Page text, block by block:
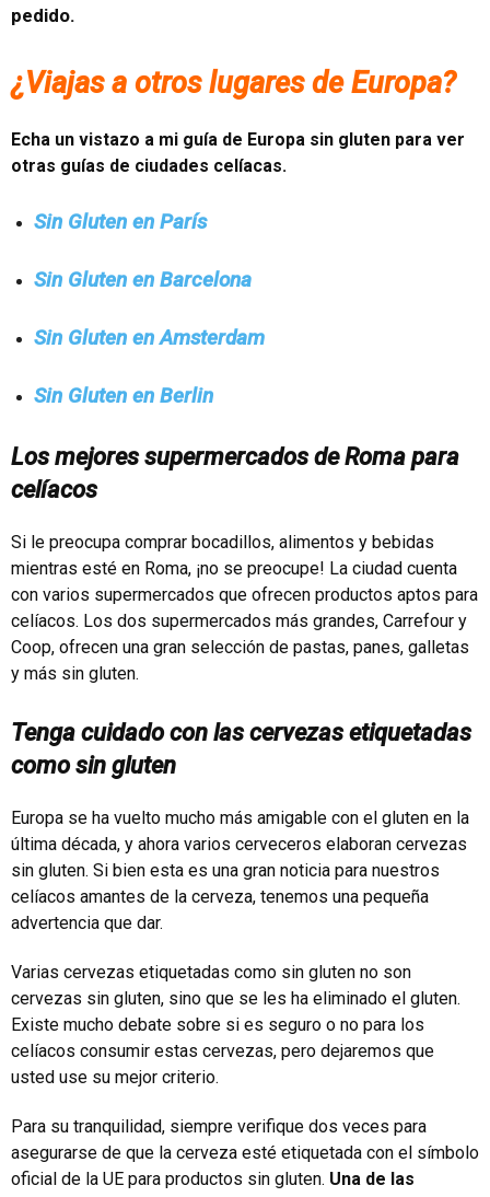
pedido.
¿Viajas a otros lugares de Europa?
Echa un vistazo a mi guía de Europa sin gluten para ver
otras guías de ciudades celíacas.
Sin Gluten en París
Sin Gluten en Barcelona
Sin Gluten en Amsterdam
Sin Gluten en Berlin
Los mejores supermercados de Roma para
celíacos
Si le preocupa comprar bocadillos, alimentos y bebidas
mientras esté en Roma, ¡no se preocupe! La ciudad cuenta
con varios supermercados que ofrecen productos aptos para
celíacos. Los dos supermercados más grandes, Carrefour y
Coop, ofrecen una gran selección de pastas, panes, galletas
y más sin gluten.
Tenga cuidado con las cervezas etiquetadas
como sin gluten
Europa se ha vuelto mucho más amigable con el gluten en la
última década, y ahora varios cerveceros elaboran cervezas
sin gluten. Si bien esta es una gran noticia para nuestros
celíacos amantes de la cerveza, tenemos una pequeña
advertencia que dar.
Varias cervezas etiquetadas como sin gluten no son
cervezas sin gluten, sino que se les ha eliminado el gluten.
Existe mucho debate sobre si es seguro o no para los
celíacos consumir estas cervezas, pero dejaremos que
usted use su mejor criterio.
Para su tranquilidad, siempre verifique dos veces para
asegurarse de que la cerveza esté etiquetada con el símbolo
oficial de la UE para productos sin gluten. Una de las